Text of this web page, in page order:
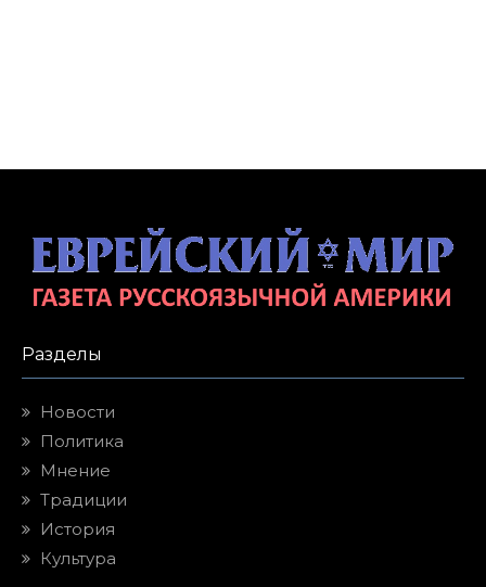
Разделы
Новости
Политика
Мнение
Традиции
История
Культура